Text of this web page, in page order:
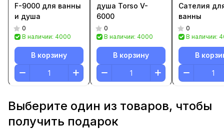
F-9000 для ванны
и душа
0
В наличии: 4000
В корзину
душа Torso V-
6000
0
В наличии: 4000
В корзину
Cателия
ванны
0
В наличии:
В
Выберите один из товаров, чтобы
получить подарок